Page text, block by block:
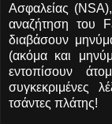
Ασφαλείας
αναζήτηση του
διαβάσουν
(ακόμα και
εντοπίσουν
συγκεκριμένες
τσάντες πλάτης!